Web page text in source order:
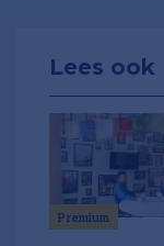
Lees ook
Premium